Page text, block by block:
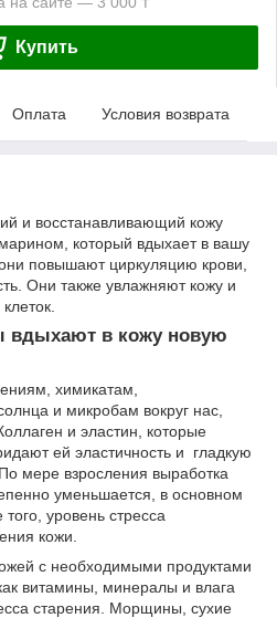
Купить
Оплата Условия возврата
и восстанавливающий кожу
который вдыхает в вашу
повышают циркуляцию крови,
Они также увлажняют кожу и
вдыхают в кожу новую
химикатам,
и микробам вокруг нас,
и эластин, которые
ей эластичность и гладкую
мере взросления выработка
уменьшается, в основном
уровень стресса
кожи.
с необходимыми продуктами
витамины, минералы и влага
старения. Морщины, сухие